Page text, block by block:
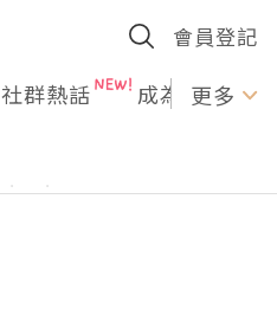
會員登記
社群熱話 成為U更多